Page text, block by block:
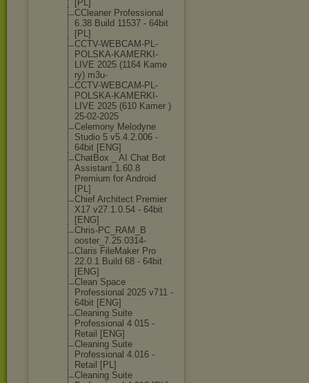
[PL]
CCleaner Professional
6.38 Build 11537 - 64bit
[PL]
CCTV-WEBCAM-PL-
POLSKA-KAMERK I-
LIVE 2025 (1164 Kame
ry) m3u-
CCTV-WEBCAM-PL-
POLSKA-KAMERK I-
LIVE 2025 (610 Kamer )
25-02-2025
Celemony Melodyne
Studio 5 v5.4.2.006 -
64bit [ENG]
ChatBox _ AI Chat Bot
Assistant 1.60.8
Premium for Android
[PL]
Chief Architect Premier
X17 v27.1.0.54 - 64bit
[ENG]
Chris-PC_RAM_B
ooster_7.25.0314-
Claris FileMaker Pro
22.0.1 Build 68 - 64bit
[ENG]
Clean Space
Professional 2025 v711 -
64bit [ENG]
Cleaning Suite
Professional 4 015 -
Retail [ENG]
Cleaning Suite
Professional 4.016 -
Retail [PL]
Cleaning Suite